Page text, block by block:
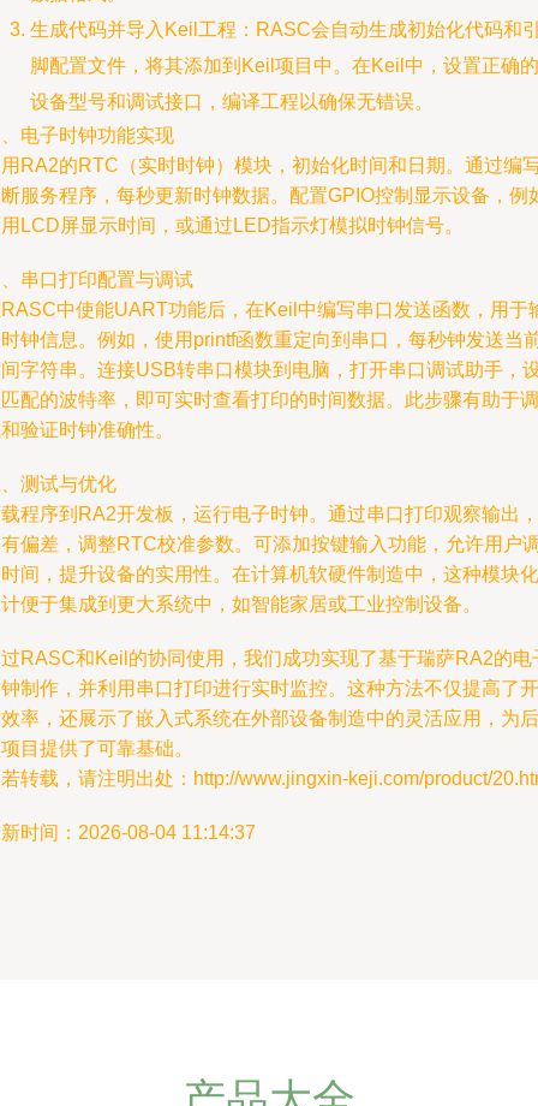
生成代码并导入Keil工程：RASC会自动生成初始化代码和
脚配置文件，将其添加到Keil项目中。在Keil中，设置正确的
设备型号和调试接口，编译工程以确保无错误。
电子时钟功能实现
RA2的RTC（实时时钟）模块，初始化时间和日期。通过编
服务程序，每秒更新时钟数据。配置GPIO控制显示设备，例
LCD屏显示时间，或通过LED指示灯模拟时钟信号。
串口打印配置与调试
中使能UART功能后，在Keil中编写串口发送函数，用于
钟信息。例如，使用printf函数重定向到串口，每秒钟发送当
字符串。连接USB转串口模块到电脑，打开串口调试助手，
配的波特率，即可实时查看打印的时间数据。此步骤有助于调
验证时钟准确性。
测试与优化
程序到RA2开发板，运行电子时钟。通过串口打印观察输出，
偏差，调整RTC校准参数。可添加按键输入功能，允许用户
间，提升设备的实用性。在计算机软硬件制造中，这种模块化
便于集成到更大系统中，如智能家居或工业控制设备。
RASC和Keil的协同使用，我们成功实现了基于瑞萨RA2的电
制作，并利用串口打印进行实时监控。这种方法不仅提高了开
率，还展示了嵌入式系统在外部设备制造中的灵活应用，为后
目提供了可靠基础。
转载，请注明出处：http://www.jingxin-keji.com/product/
时间：2026-08-04 11:14:37